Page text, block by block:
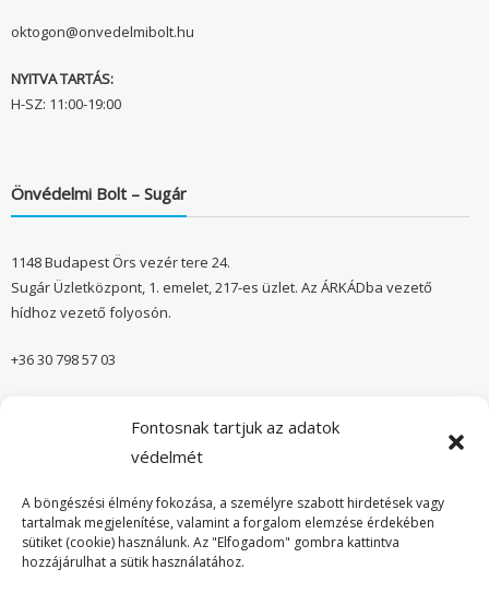
Fontosnak tartjuk az adatok
védelmét
A böngészési élmény fokozása, a személyre szabott hirdetések vagy
tartalmak megjelenítése, valamint a forgalom elemzése érdekében
sütiket (cookie) használunk. Az "Elfogadom" gombra kattintva
hozzájárulhat a sütik használatához.
oktogon@onvedelmibolt.hu
NYITVA TARTÁS:
H-SZ: 11:00-19:00
Önvédelmi Bolt – Sugár
1148 Budapest Örs vezér tere 24.
Sugár Üzletközpont, 1. emelet, 217-es üzlet. Az ÁRKÁDba vezető
hídhoz vezető folyosón.
+36 30 798 57 03
Önvédelmi Bolt – Főoldal